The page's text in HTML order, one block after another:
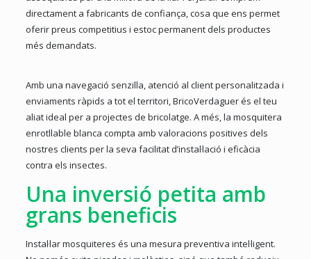
directament a fabricants de confiança, cosa que ens permet
oferir preus competitius i estoc permanent dels productes
més demandats.
Amb una navegació senzilla, atenció al client personalitzada i
enviaments ràpids a tot el territori, BricoVerdaguer és el teu
aliat ideal per a projectes de bricolatge. A més, la mosquitera
enrotllable blanca compta amb valoracions positives dels
nostres clients per la seva facilitat d’instal·lació i eficàcia
contra els insectes.
Una inversió petita amb
grans beneficis
Instal·lar mosquiteres és una mesura preventiva intel·ligent.